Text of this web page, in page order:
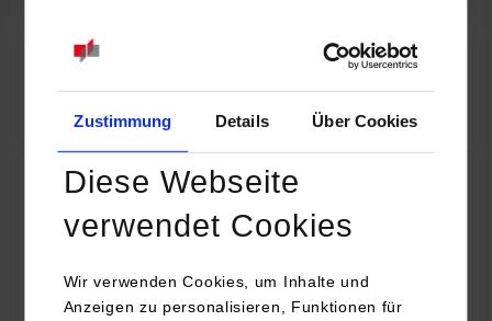
Zustimmung Details Über Cookies
Diese Webseite
verwendet Cookies
Wir verwenden Cookies, um Inhalte und
Anzeigen zu personalisieren, Funktionen für
Online INDIS-Infoveranstaltung für Studierende
Zum Event
Technologietag: Clean Urban Transportation –
nachhaltige Mobilität im (sub)urbanen Umfeld
16.09.2026 - 17.09.2026